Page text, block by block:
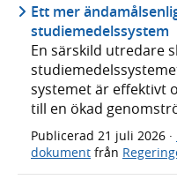
Ett mer
studiemedelssystem
En särskild utredare
systemet är effektivt
till en ökad
Publicerad 21 juli 2026 ·
dokument från